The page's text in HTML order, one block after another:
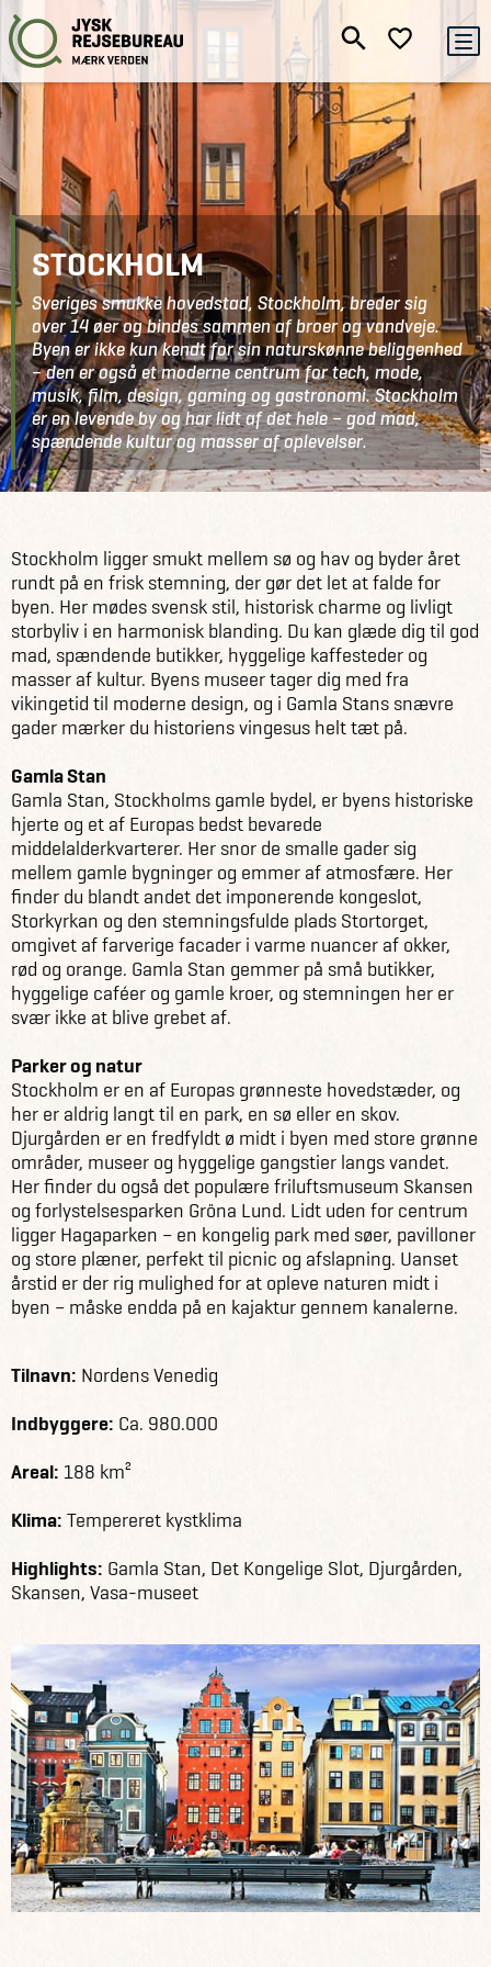
STOCKHOLM
Sveriges smukke hovedstad, Stockholm, breder sig
over 14 øer og bindes sammen af broer og vandveje.
Byen er ikke kun kendt for sin naturskønne beliggenhed
– den er også et moderne centrum for tech, mode,
musik, film, design, gaming og gastronomi. Stockholm
er en levende by og har lidt af det hele – god mad,
spændende kultur og masser af oplevelser.
Stockholm ligger smukt mellem sø og hav og byder året
rundt på en frisk stemning, der gør det let at falde for
byen. Her mødes svensk stil, historisk charme og livligt
storbyliv i en harmonisk blanding. Du kan glæde dig til god
mad, spændende butikker, hyggelige kaffesteder og
masser af kultur. Byens museer tager dig med fra
vikingetid til moderne design, og i Gamla Stans snævre
gader mærker du historiens vingesus helt tæt på.
Gamla Stan
Gamla Stan, Stockholms gamle bydel, er byens historiske
hjerte og et af Europas bedst bevarede
middelalderkvarterer. Her snor de smalle gader sig
mellem gamle bygninger og emmer af atmosfære. Her
finder du blandt andet det imponerende kongeslot,
Storkyrkan og den stemningsfulde plads Stortorget,
omgivet af farverige facader i varme nuancer af okker,
rød og orange. Gamla Stan gemmer på små butikker,
hyggelige caféer og gamle kroer, og stemningen her er
svær ikke at blive grebet af.
Parker og natur
Stockholm er en af Europas grønneste hovedstæder, og
her er aldrig langt til en park, en sø eller en skov.
Djurgården er en fredfyldt ø midt i byen med store grønne
områder, museer og hyggelige gangstier langs vandet.
Her finder du også det populære friluftsmuseum Skansen
og forlystelsesparken Gröna Lund. Lidt uden for centrum
ligger Hagaparken – en kongelig park med søer, pavilloner
og store plæner, perfekt til picnic og afslapning. Uanset
årstid er der rig mulighed for at opleve naturen midt i
byen – måske endda på en kajaktur gennem kanalerne.
Tilnavn: Nordens Venedig
Indbyggere: Ca. 980.000
Areal: 188 km²
Klima: Tempereret kystklima
Highlights: Gamla Stan, Det Kongelige Slot, Djurgården,
Skansen, Vasa-museet